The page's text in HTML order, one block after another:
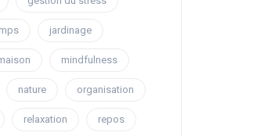
jardinage
mindfulness
nature organisation
relaxation repos